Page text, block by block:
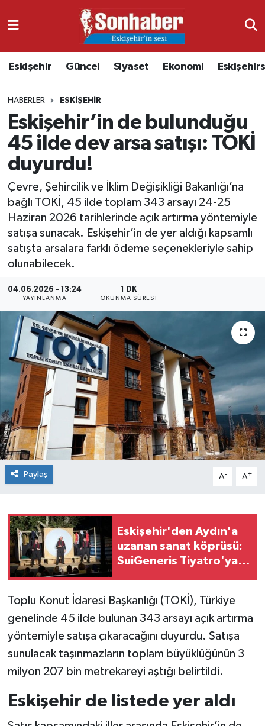
Eskişehir Güncel Siyaset Ekonomi
HABERLER ESKIŞEHIR
Eskişehir’in de bulunduğu
45 ilde dev arsa satışı: TOKİ
duyurdu!
Çevre, Şehircilik ve İklim Değişikliği Bakanlığı’na
bağlı TOKİ, 45 ilde toplam 343 arsayı 24-25
Haziran 2026 tarihlerinde açık artırma yöntemiyle
satışa sunacak. Eskişehir’in de yer aldığı kapsamlı
satışta arsalara farklı ödeme seçenekleriyle sahip
olunabilecek.
04.06.2026 - 13:24
YAYINLANMA
1 DK
OKUNMA SÜRESI
Paylaş A- A+
Eskişehir'den Aydın'a
uzanan sanat köprüsü:
SuiGeneris Tiyatro'ya
Toplu Konut İdaresi Başkanlığı (TOKİ), Türkiye
genelinde 45 ilde bulunan 343 arsayı açık artırma
yöntemiyle satışa çıkaracağını duyurdu. Satışa
sunulacak taşınmazların toplam büyüklüğünün 3
milyon 207 bin metrekareyi aştığı belirtildi.
Eskişehir de listede yer aldı
Ekonomi
Güncel
Kültür & Sanat
Magazin
Siyaset
Spor
Nöbetçi Eczaneler
Namaz Vakitleri
Trafik Durumu
Süper Lig Puan Durumu ve Fikstür
Tüm Manşetler